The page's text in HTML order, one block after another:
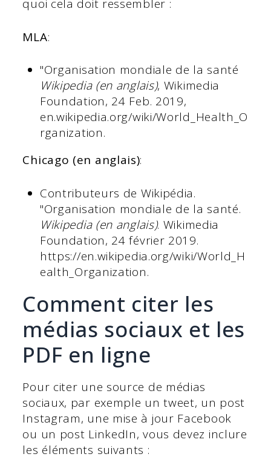
quoi cela doit ressembler :
MLA:
"Organisation mondiale de la santé
Wikipedia (en anglais), Wikimedia
Foundation, 24 Feb. 2019,
en.wikipedia.org/wiki/World_Health_O
rganization.
Chicago (en anglais):
Contributeurs de Wikipédia.
"Organisation mondiale de la santé.
Wikipedia (en anglais). Wikimedia
Foundation, 24 février 2019.
https://en.wikipedia.org/wiki/World_H
ealth_Organization.
Comment citer les
médias sociaux et les
PDF en ligne
Pour citer une source de médias
sociaux, par exemple un tweet, un post
Instagram, une mise à jour Facebook
ou un post LinkedIn, vous devez inclure
les éléments suivants :